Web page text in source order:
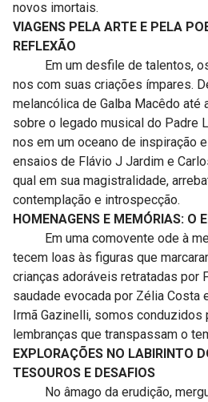
novos imortais.
VIAGENS PELA ARTE E PELA
REFLEXÃO
Em um desfile de talentos, os
nos com suas criações ímpares.
melancólica de Galba Macêdo até
sobre o legado musical do Padre
nos em um oceano de inspiração
ensaios de Flávio J Jardim e
qual em sua magistralidade,
contemplação e introspecção.
HOMENAGENS E MEMÓRIAS: O
Em uma comovente ode à
tecem loas às figuras que
crianças adoráveis retratadas por
saudade evocada por Zélia Costa
Irmã Gazinelli, somos conduzidos
lembranças que transpassam o
EXPLORAÇÕES NO LABIRINTO
TESOUROS E DESAFIOS
No âmago da erudição,